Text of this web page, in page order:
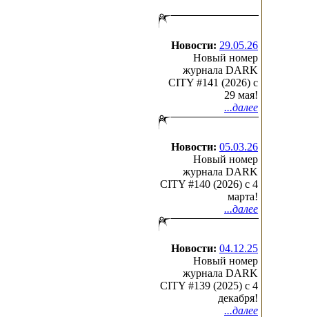
Новости: 29.05.26
Новый номер
журнала DARK
CITY #141 (2026) c
29 мая!
...далее
Новости: 05.03.26
Новый номер
журнала DARK
CITY #140 (2026) c 4
марта!
...далее
Новости: 04.12.25
Новый номер
журнала DARK
CITY #139 (2025) c 4
декабря!
...далее